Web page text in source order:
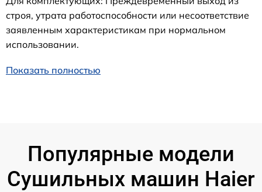
строя, утрата работоспособности или несоответствие
заявленным характеристикам при нормальном
использовании.
Показать полностью
Популярные модели
Сушильных машин Haier